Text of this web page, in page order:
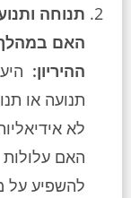
תנוחה
האם
ההיריון:
תנועה או
לא
האם עלולות
להשפיע על